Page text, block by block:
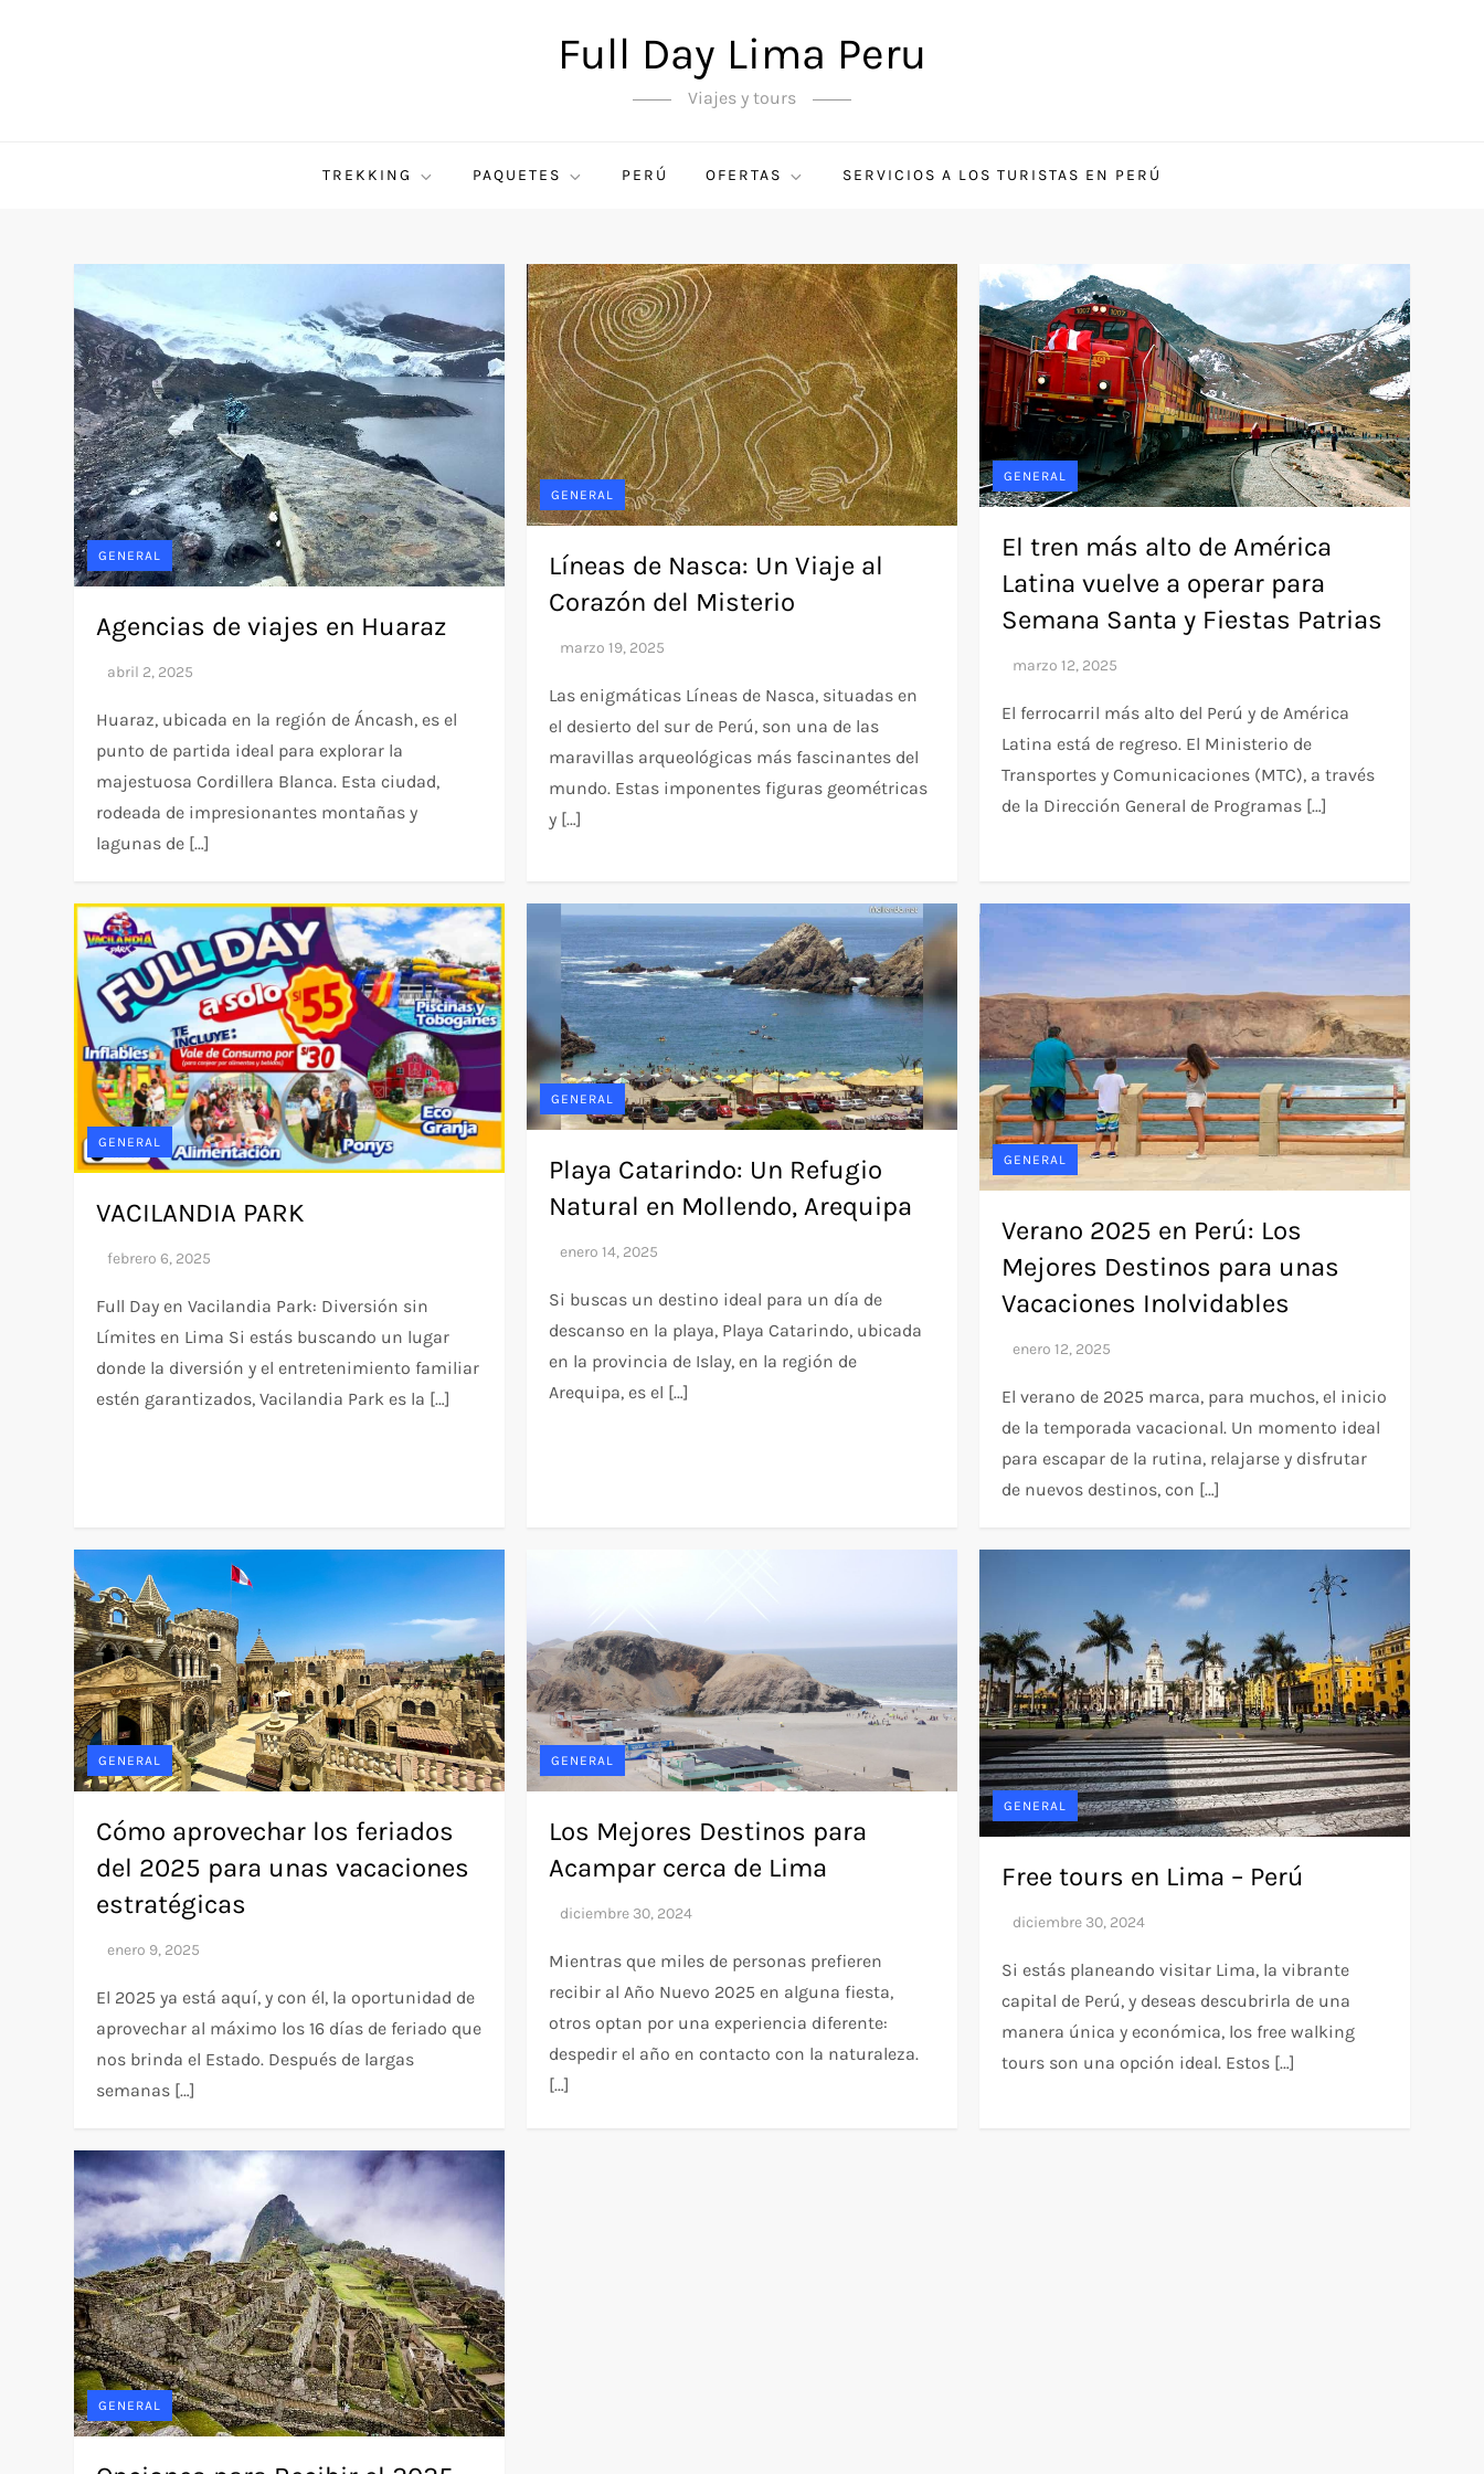
Full Day Lima Peru
Viajes y tours
TREKKING PAQUETES PERÚ OFERTAS SERVICIOS A LOS TURISTAS EN PERÚ
GENERAL
Agencias de viajes en Huaraz
Huaraz, ubicada en la región de Áncash, es el
punto de partida ideal para explorar la
majestuosa Cordillera Blanca. Esta ciudad,
rodeada de impresionantes montañas y
lagunas de […]
GENERAL
Líneas de Nasca: Un Viaje al
Corazón del Misterio
Las enigmáticas Líneas de Nasca, situadas en
el desierto del sur de Perú, son una de las
maravillas arqueológicas más fascinantes del
mundo. Estas imponentes figuras geométricas
y […]
GENERAL
El tren más alto de América
Latina vuelve a operar para
Semana Santa y Fiestas Patrias
El ferrocarril más alto del Perú y de América
Latina está de regreso. El Ministerio de
Transportes y Comunicaciones (MTC), a través
de la Dirección General de Programas […]
GENERAL
VACILANDIA PARK
Full Day en Vacilandia Park: Diversión sin
Límites en Lima Si estás buscando un lugar
donde la diversión y el entretenimiento familiar
estén garantizados, Vacilandia Park es la […]
GENERAL
Playa Catarindo: Un Refugio
Natural en Mollendo, Arequipa
Si buscas un destino ideal para un día de
descanso en la playa, Playa Catarindo, ubicada
en la provincia de Islay, en la región de
Arequipa, es el […]
GENERAL
Verano 2025 en Perú: Los
Mejores Destinos para unas
Vacaciones Inolvidables
El verano de 2025 marca, para muchos, el inicio
de la temporada vacacional. Un momento ideal
para escapar de la rutina, relajarse y disfrutar
de nuevos destinos, con […]
GENERAL
Cómo aprovechar los feriados
del 2025 para unas vacaciones
estratégicas
El 2025 ya está aquí, y con él, la oportunidad de
aprovechar al máximo los 16 días de feriado que
nos brinda el Estado. Después de largas
semanas […]
GENERAL
Los Mejores Destinos para
Acampar cerca de Lima
Mientras que miles de personas prefieren
recibir al Año Nuevo 2025 en alguna fiesta,
otros optan por una experiencia diferente:
despedir el año en contacto con la naturaleza.
[…]
GENERAL
Free tours en Lima – Perú
Si estás planeando visitar Lima, la vibrante
capital de Perú, y deseas descubrirla de una
manera única y económica, los free walking
tours son una opción ideal. Estos […]
GENERAL